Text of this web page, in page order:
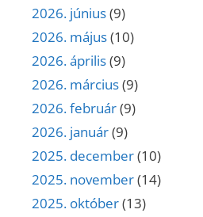
2026. június(9)
2026. május(10)
2026. április(9)
2026. március(9)
2026. február(9)
2026. január(9)
2025. december(10)
2025. november(14)
2025. október(13)